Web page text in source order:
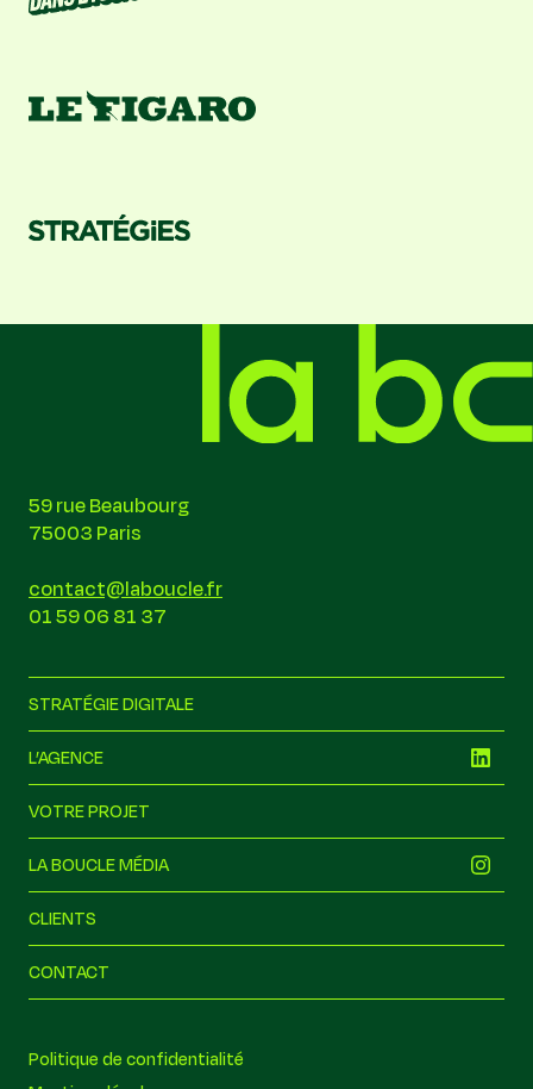
Hors ligne
59 rue Beaubourg
75003 Paris
contact@laboucle.fr
01 59 06 81 37
STRATÉGIE DIGITALE
L’AGENCE
VOTRE PROJET
LA BOUCLE MÉDIA
CLIENTS
CONTACT
Politique de confidentialité